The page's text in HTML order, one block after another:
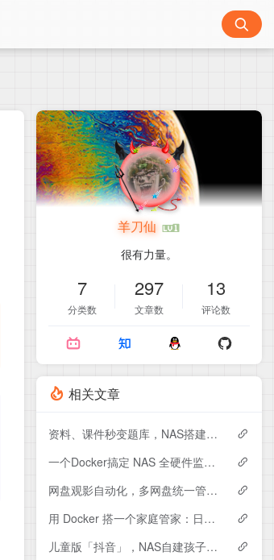
羊刀仙
很有力量。
7
分类数
297
文章数
13
评论数
相关文章
资料、课件秒变题库，NAS搭建专属AI刷题系统Exameow
一个Docker搞定 NAS 全硬件监控：CPU、硬盘、显卡专业监控大屏～
网盘观影自动化，多网盘统一管理！NAS部署LitePan，联动Emby打造私人影音库
用 Docker 搭一个家庭管家：日程、账单、任务全都能管，Yuvomi使用与搭建
儿童版「抖音」，NAS自建孩子专属的短视频平台，保驾护航。